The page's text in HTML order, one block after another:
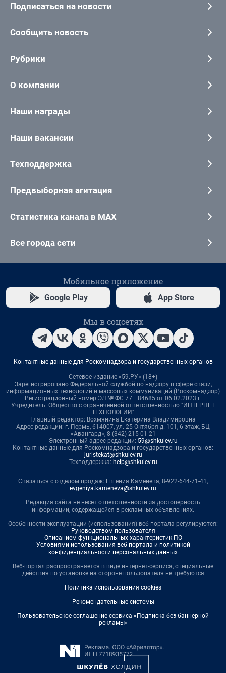
Подписаться на новости
Сообщить новость
Рубрики
О компании
Наши награды
Наши вакансии
Техподдержка
Предвыборная агитация
Статистика канала в MAX
Все города сети
Мобильное приложение
Google Play App Store
Мы в соцсетях
Контактные данные для Роскомнадзора и государственных органов
Сетевое издание «59.РУ» (18+)
Зарегистрировано Федеральной службой по надзору в сфере связи,
информационных технологий и массовых коммуникаций (Роскомнадзор)
Регистрационный номер ЭЛ № ФС 77– 84685 от 06.02.2023 г.
Учредитель: Общество с ограниченной ответственностью "ИНТЕРНЕТ
ТЕХНОЛОГИИ"
Главный редактор: Вохмянина Екатерина Владимировна
Адрес редакции: г. Пермь, 614007, ул. 25 Октября д. 101, 6 этаж, БЦ
«Авангард», 8 (342) 215-01-21
Электронный адрес редакции: 59@shkulev.ru
Контактные данные для Роскомнадзора и государственных органов:
juristekat@shkulev.ru
Техподдержка: help@shkulev.ru
Связаться с отделом продаж: Евгения Каменева, 8-922-644-71-41,
evgeniya.kameneva@shkulev.ru
Редакция сайта не несет ответственности за достоверность
информации, содержащейся в рекламных объявлениях.
Особенности эксплуатации (использования) веб-портала регулируются:
Руководством пользователя
Описанием функциональных характеристик ПО
Условиями использования веб-портала и политикой
конфиденциальности персональных данных
Веб-портал распространяется в виде интернет-сервиса, специальные
действия по установке на стороне пользователя не требуются
Политика использования cookies
Рекомендательные системы
Пользовательское соглашение сервиса «Подписка без баннерной
рекламы»